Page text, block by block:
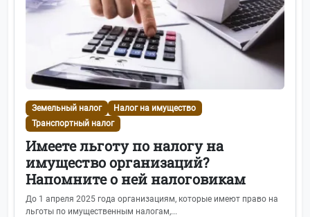
Земельный налог
Налог на имущество
Транспортный налог
Имеете льготу по налогу на
имущество организаций?
Напомните о ней налоговикам
До 1 апреля 2025 года организациям, которые имеют право на
льготы по имущественным налогам,...